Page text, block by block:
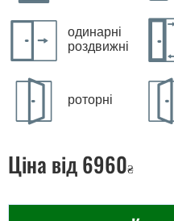
одинарні
роздвижні
роторні
Ціна від 6960₴